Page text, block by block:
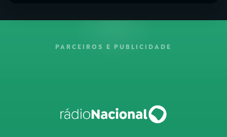
PARCEIROS E PUBLICIDADE